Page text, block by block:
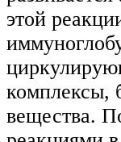
этой
комплексы,
вещества.